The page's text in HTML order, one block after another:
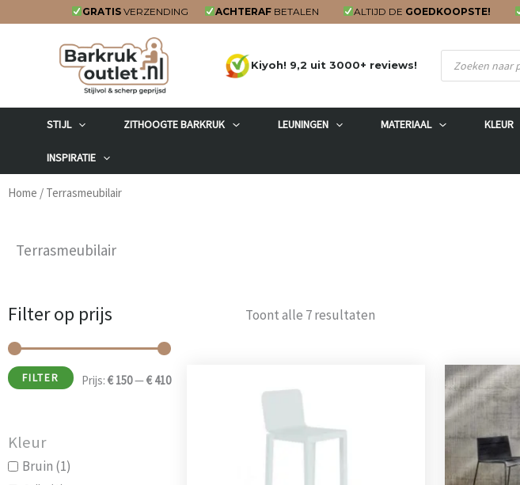
GRATIS VERZENDING ACHTERAF BETALEN ALTIJD DE GOEDKOOPSTE!
Kiyoh! 9,2 uit 3000+ reviews!
Producten
zoeken
STIJL ZITHOOGTE BARKRUK LEUNINGEN MATERIAAL KLEUR
INSPIRATIE
Home / Terrasmeubilair
Terrasmeubilair
Filter op prijs
prijs
prijs
FILTER Prijs: € 150—€ 410
Kleur
Bruin (1)
Toont alle 7 resultatenop